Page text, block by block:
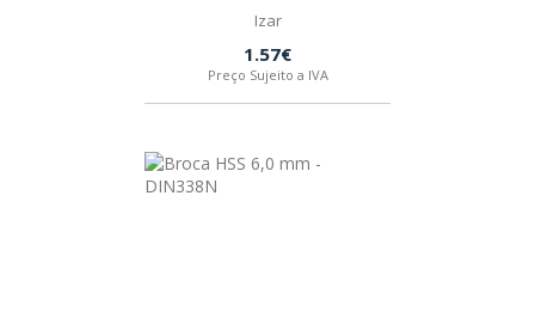
Izar
1.57€
Preço Sujeito a IVA